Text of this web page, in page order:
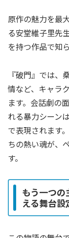
原作の魅力を最
る安堂維子里先
を持つ作品で知
『破門』では
情など、キャラ
ます。会話劇の
れる暴力シーン
で表現されます
ちの熱い魂が、
す。
もう一つ
える舞台設